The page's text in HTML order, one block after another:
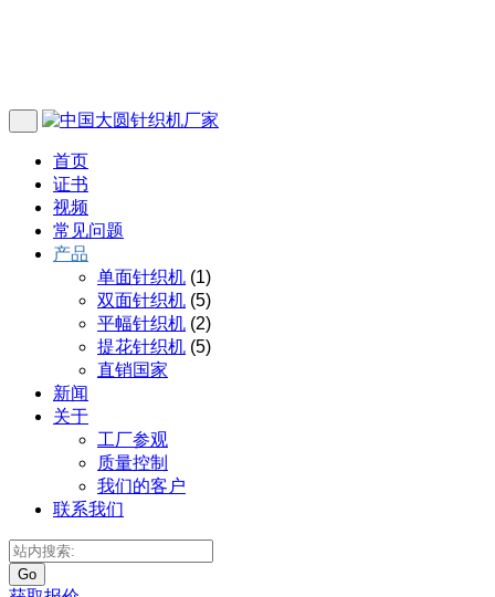
首页
证书
视频
常见问题
产品
单面针织机 (1)
双面针织机 (5)
平幅针织机 (2)
提花针织机 (5)
直销国家
新闻
关于
工厂参观
质量控制
我们的客户
联系我们
Go